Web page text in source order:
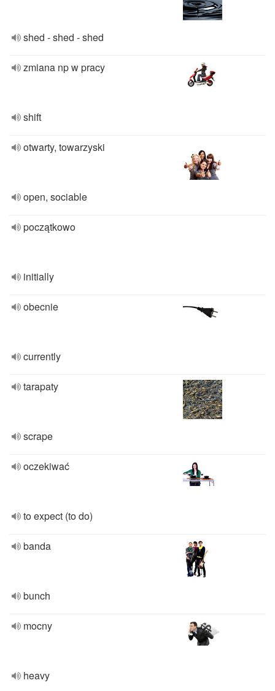
shed - shed - shed
zmiana np w pracy
shift
otwarty, towarzyski
open, sociable
początkowo
initially
obecnie
currently
tarapaty
scrape
oczekiwać
to expect (to do)
banda
bunch
mocny
heavy